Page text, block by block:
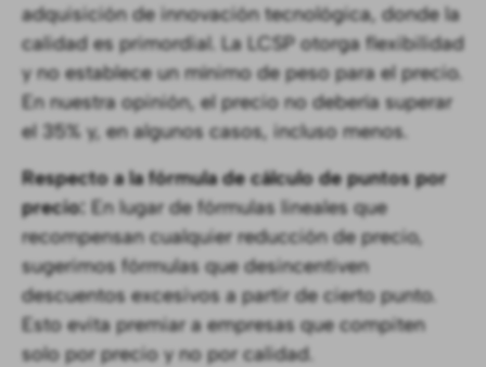
adquisición de innovación tecnológica, donde la
calidad es primordial. La LCSP otorga flexibilidad
y no establece un mínimo de peso para el precio.
En nuestra opinión, el precio no debería superar
el 35% y, en algunos casos, incluso menos.
Respecto a la fórmula de cálculo de puntos por
precio: En lugar de fórmulas lineales que
recompensan cualquier reducción de precio,
sugerimos fórmulas que desincentiven
descuentos excesivos a partir de cierto punto.
Esto evita premiar a empresas que compiten
solo por precio y no por calidad.